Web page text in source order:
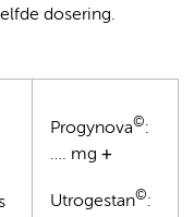
dosering.
Progynova©:
…. mg +
Utrogestan©: